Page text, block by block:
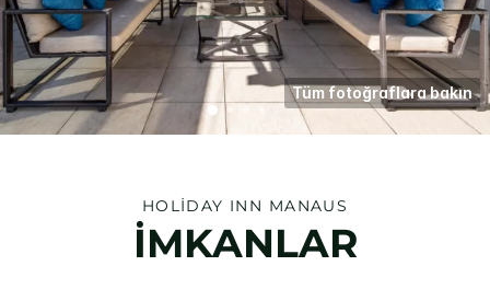
Tüm fotoğraflara bakın
HOLIDAY INN MANAUS
İMKANLAR